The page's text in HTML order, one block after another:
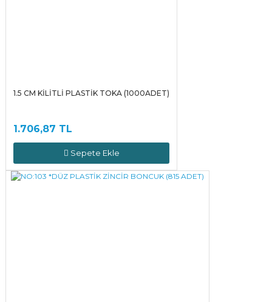
1.5 CM KİLİTLİ PLASTİK TOKA (1000ADET)
1.706,87 TL
Sepete Ekle